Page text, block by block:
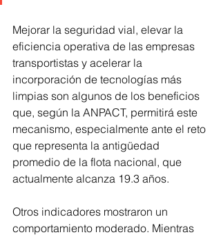
Mejorar la seguridad vial, elevar la
eficiencia operativa de las empresas
transportistas y acelerar la
incorporación de tecnologías más
limpias son algunos de los beneficios
que, según la ANPACT, permitirá este
mecanismo, especialmente ante el reto
que representa la antigüedad
promedio de la flota nacional, que
actualmente alcanza 19.3 años.
Otros indicadores mostraron un
comportamiento moderado. Mientras